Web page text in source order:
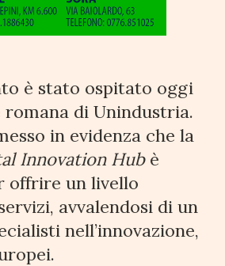
è stato ospitato oggi
romana di Unindustria.
in evidenza che la
Innovation Hubè
offrire un livello
avvalendosi di un
nell’innovazione,